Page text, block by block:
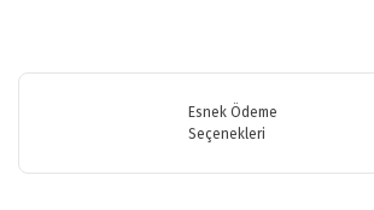
Ürün resmi kalitesiz, bozuk veya
Esnek Ödeme
Seçenekleri